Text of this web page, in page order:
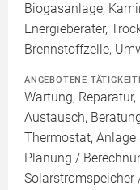
Biogasanlage,
Energieberater,
Brennstoffzelle,
ANGEBOTENE
Wartung,
Austausch,
Thermostat,
Planung /
Solarstromspeicher